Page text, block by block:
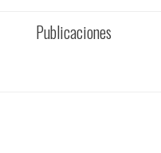
Publicaciones